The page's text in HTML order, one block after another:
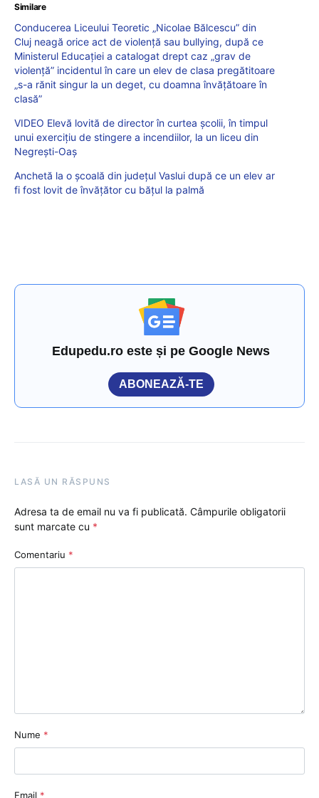
Similare
Conducerea Liceului Teoretic „Nicolae Bălcescu” din
Cluj neagă orice act de violență sau bullying, după ce
Ministerul Educației a catalogat drept caz „grav de
violență” incidentul în care un elev de clasa pregătitoare
„s-a rănit singur la un deget, cu doamna învățătoare în
clasă”
VIDEO Elevă lovită de director în curtea școlii, în timpul
unui exercițiu de stingere a incendiilor, la un liceu din
Negrești-Oaș
Anchetă la o școală din județul Vaslui după ce un elev ar
fi fost lovit de învățător cu bățul la palmă
Edupedu.ro este și pe Google News
ABONEAZĂ-TE
LASĂ UN RĂSPUNS
Adresa ta de email nu va fi publicată. Câmpurile obligatorii
sunt marcate cu *
Comentariu *
Nume *
Email *